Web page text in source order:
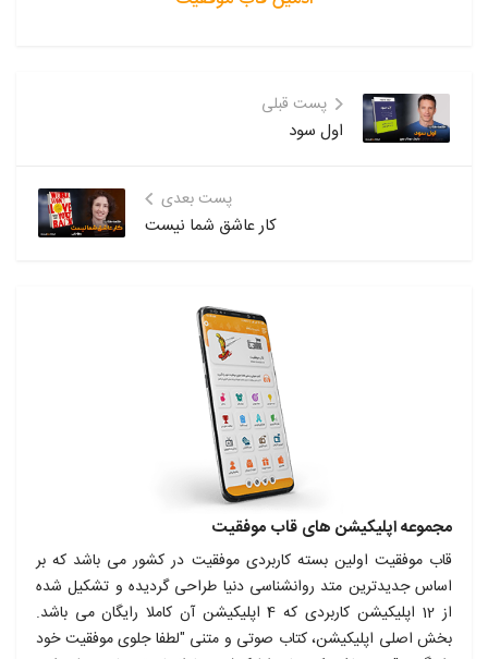
پست قبلی
اول سود
پست بعدی
کار عاشق شما نیست
مجموعه اپلیکیشن های قاب موفقیت
قاب موفقیت اولین بسته کاربردی موفقیت در کشور می باشد که بر
اساس جدیدترین متد روانشناسی دنیا طراحی گردیده و تشکیل شده
از 12 اپلیکیشن کاربردی که 4 اپلیکیشن آن کاملا رایگان می باشد.
بخش اصلی اپلیکیشن، کتاب صوتی و متنی "لطفا جلوی موفقیت خود